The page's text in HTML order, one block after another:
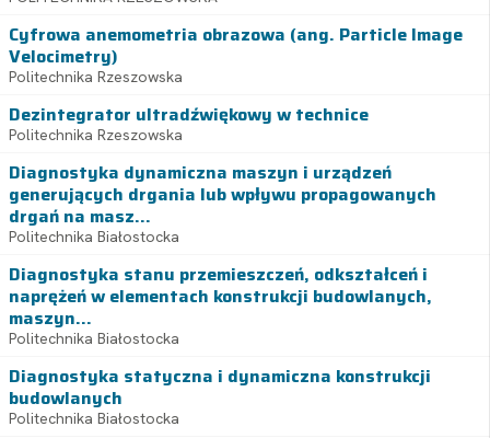
Cyfrowa anemometria obrazowa (ang. Particle Image
Velocimetry)
Politechnika Rzeszowska
Dezintegrator ultradźwiękowy w technice
Politechnika Rzeszowska
Diagnostyka dynamiczna maszyn i urządzeń
generujących drgania lub wpływu propagowanych
drgań na masz...
Politechnika Białostocka
Diagnostyka stanu przemieszczeń, odkształceń i
naprężeń w elementach konstrukcji budowlanych,
maszyn...
Politechnika Białostocka
Diagnostyka statyczna i dynamiczna konstrukcji
budowlanych
Politechnika Białostocka